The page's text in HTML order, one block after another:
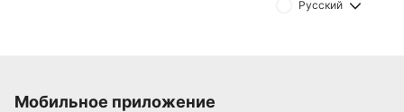
Русский
Мобильное приложение